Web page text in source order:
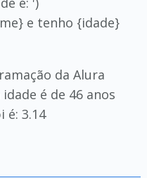
e tenho {idade}
da Alura
é de 46 anos
é: 3.14